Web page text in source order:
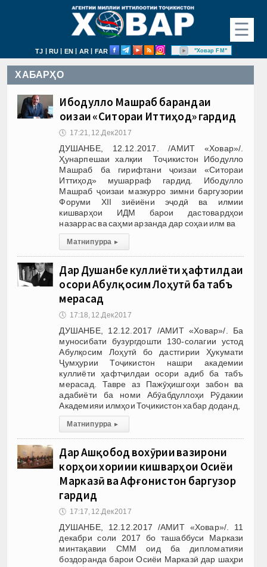
☰
TJ | RU | EN | AR | FAR "Ховар FM"
ХАБАРҲО
Ибодулло Машраб барандаи
ҷоизаи «Ситораи Иттиҳод» гардид
🕔 17:21, 12.Дек 2017
ДУШАНБЕ, 12.12.2017. /АМИТ «Ховар»/.
Ҳунарпешаи халқии Тоҷикистон Ибодулло
Машраб ба гирифтани ҷоизаи «Ситораи
Иттиҳод» мушарраф гардид. Ибодулло
Машраб ҷоизаи мазкурро зимни баргузории
Форуми XII зиёиёни эҷодӣ ва илмии
кишварҳои ИДМ барои дастовардҳои
назаррас ва саҳми арзанда дар соҳаи илм ва
Матни пурра ▸
Дар Душанбе куллиёти ҳафтҷилдаи
осори Абулқосим Лоҳутӣ ба табъ
мерасад
🕔 17:18, 12.Дек 2017
ДУШАНБЕ, 12.12.2017 /АМИТ «Ховар»/. Ба
муносибати бузургдошти 130-солагии устод
Абулқосим Лоҳутӣ бо дастгирии Ҳукумати
Ҷумҳурии Тоҷикистон нашри академии
куллиёти ҳафтҷилдаи осори адиб ба табъ
мерасад. Тавре аз Пажӯҳишгоҳи забон ва
адабиёти ба номи Абӯабдуллоҳи Рӯдакии
Академияи илмҳои Тоҷикистон хабар доданд,
Матни пурра ▸
Дар Ашқобод вохӯрии вазирони
корҳои хориҷии кишварҳои Осиёи
Марказӣ ва Афғонистон баргузор
гардид
🕔 17:17, 12.Дек 2017
ДУШАНБЕ, 12.12.2017 /АМИТ «Ховар»/. 11
декабри соли 2017 бо ташаббуси Маркази
минтақавии СММ оид ба дипломатияи
боздоранда барои Осиёи Марказӣ дар шаҳри